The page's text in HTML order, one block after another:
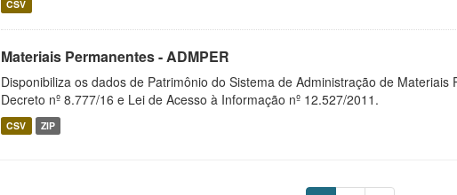
CSV
Materiais Permanentes - ADMPER
Disponibiliza os dados de Patrimônio do Sistema de Administração de
Decreto nº 8.777/16 e Lei de Acesso à Informação nº 12.527/2011.
CSV ZIP